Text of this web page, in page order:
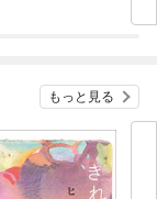
もっと見る